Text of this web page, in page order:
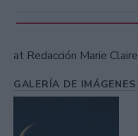
at Redacción Marie Claire
GALERÍA DE IMÁGENES